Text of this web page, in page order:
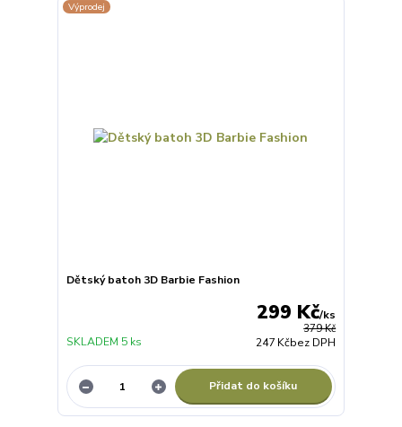
Výprodej
Dětský batoh 3D Barbie Fashion
379 Kč
299 Kč/ks
247 Kčbez DPH
SKLADEM 5 ks
Přidat do košíku